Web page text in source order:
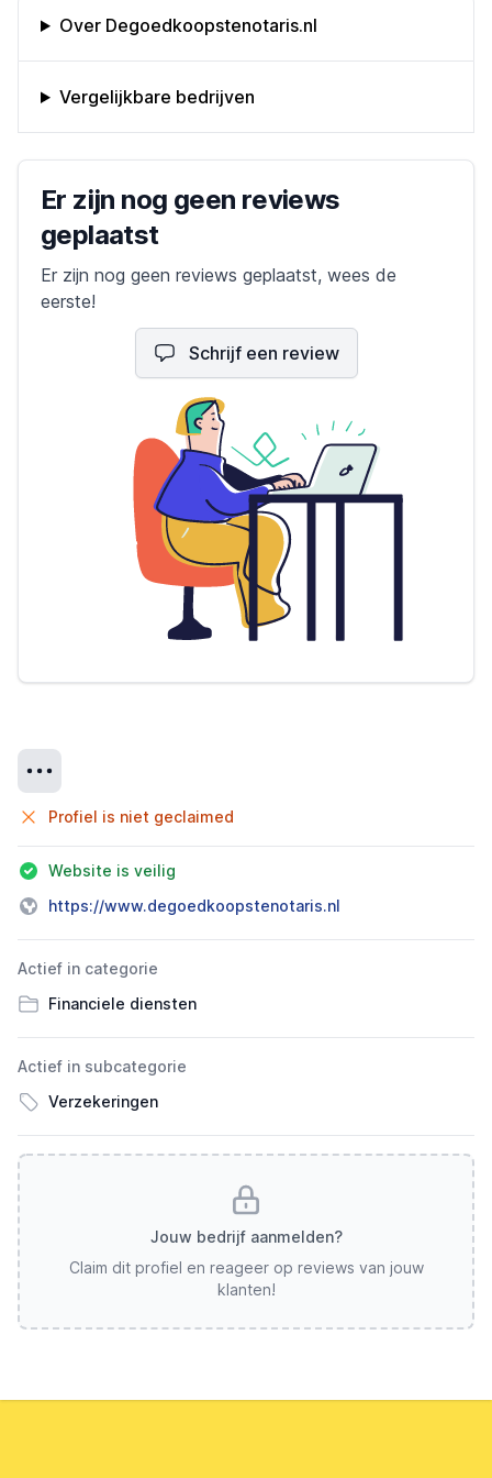
Over Degoedkoopstenotaris.nl
Vergelijkbare bedrijven
Bedrijfs reviews
Er zijn nog geen reviews
geplaatst
Er zijn nog geen reviews geplaatst, wees de
eerste!
Schrijf een review
Profiel is niet geclaimed
Website is veilig
https://www.degoedkoopstenotaris.nl
Actief in categorie
Financiele diensten
Actief in subcategorie
Verzekeringen
Jouw bedrijf aanmelden?
Claim dit profiel en reageer op reviews van jouw
klanten!